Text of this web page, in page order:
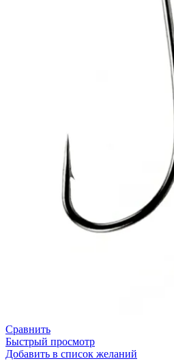
Сравнить
Быстрый просмотр
Добавить в список желаний